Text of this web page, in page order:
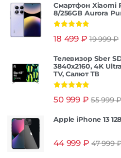
Смартфон Xiaomi
8/256GB Aurora
из 5
18 499 ₽ 19 999₽
Телевизор Sber
3840x2160, 4K
TV, Салют ТВ
из 5
50 999 ₽ 55 999₽
Apple iPhone 13
44 999 ₽ 47 999